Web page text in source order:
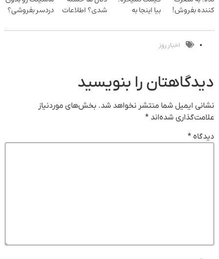
کننده بفروش!
یک تماس
بیا اینجا به
بفروش*فقط
خریدار واقعی*
شدی؟ اطلاعات
ثبت کن
دردسر بفروشی؟
اخبار روز
دیدگاهتان را بنویسید
نشانی ایمیل شما منتشر نخواهد شد. بخش‌های موردنیاز
علامت‌گذاری شده‌اند *
دیدگاه *